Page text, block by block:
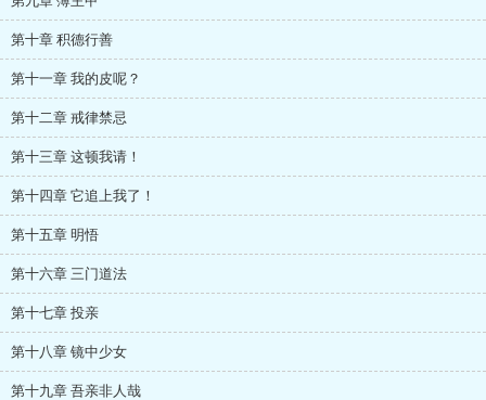
第十章 积德行善
第十一章 我的皮呢？
第十二章 戒律禁忌
第十三章 这顿我请！
第十四章 它追上我了！
第十五章 明悟
第十六章 三门道法
第十七章 投亲
第十八章 镜中少女
第十九章 吾亲非人哉